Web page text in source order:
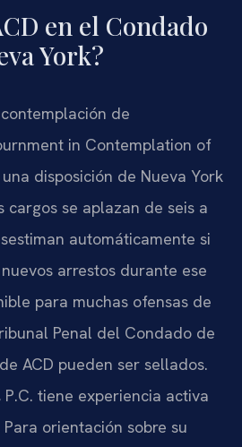
en el Condado
York?
de
in Contemplation of
una disposición de Nueva York
se aplazan de seis a
automáticamente si
arrestos durante ese
para muchas ofensas de
Penal del Condado de
ACD pueden ser sellados.
P.C. tiene experiencia activa
orientación sobre su